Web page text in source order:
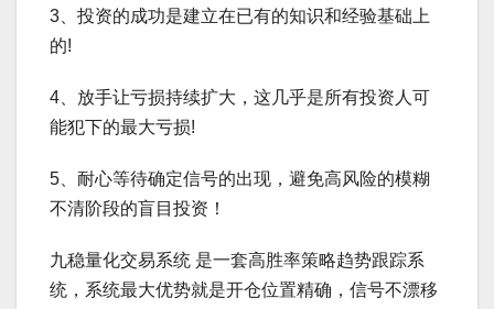
3、投资的成功是建立在已有的知识和经验基础上
的!
4、放手让亏损持续扩大，这几乎是所有投资人可
能犯下的最大亏损!
5、耐心等待确定信号的出现，避免高风险的模糊
不清阶段的盲目投资！
九稳量化交易系统 是一套高胜率策略趋势跟踪系
统，系统最大优势就是开仓位置精确，信号不漂移